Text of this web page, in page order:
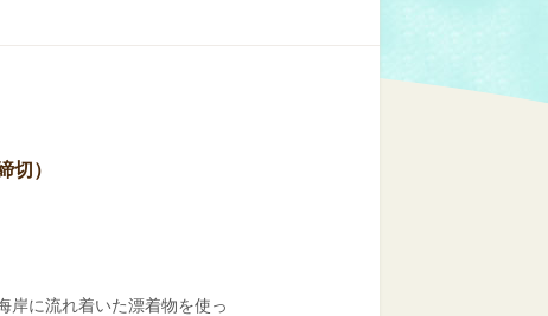
）
岸に流れ着いた漂着物を使っ